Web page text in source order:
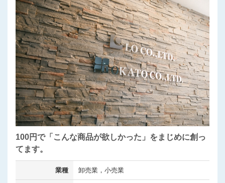
100円で「こんな商品が欲しかった」をまじめに創っ
てます。
業種 卸売業，小売業